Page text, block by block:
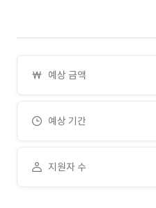
예상 금액
예상 기간
지원자 수